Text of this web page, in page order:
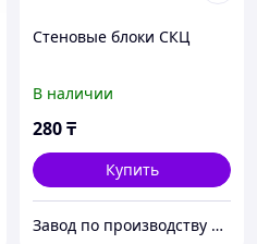
Стеновые блоки СКЦ
В наличии
280₸
Купить
Завод по производству бетонных изделий "Ару-Тас"